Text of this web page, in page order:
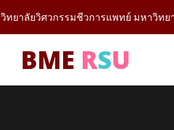
วิทยาลัยวิศวกรรมชีวการแพทย์ มหาวิทย
BME RSU